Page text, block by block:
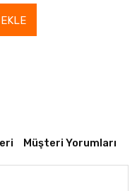
Müşteri Yorumları